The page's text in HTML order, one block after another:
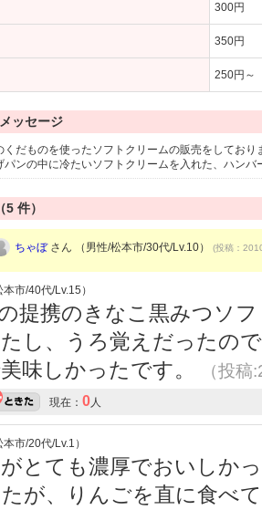
300円
350円
250円～
ッセージ
だものを使ったソフトクリームの販売をしてお
ンの中に冷たいソフトクリームを入れた、ハン
5 件）
ちゃぼさん （男性/松本市/30代/Lv.10） (投稿：
市/40代/Lv.15）
提携のきなこ黒みつソ
し、うろ覚えだったの
味しかったです。
（投
現在： 0人
市/20代/Lv.1）
とても濃厚でおいしか
が、りんごを直に食べ